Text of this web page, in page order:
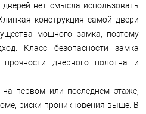
нет смысла использовать
конструкция самой двери
мощного замка, поэтому
Класс безопасности замка
прочности дверного полотна и
на первом или последнем этаже,
риски проникновения выше. В